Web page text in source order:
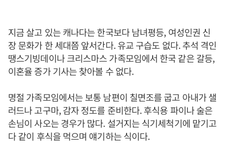
지금 살고 있는 캐나다는 한국보다 남녀평등, 여성인권 신
장 문화가 한 세대쯤 앞서간다. 유교 구습도 없다. 추석 격인
땡스기빙데이나 크리스마스 가족모임에서 한국 같은 갈등,
이혼율 증가 기사는 찾아볼 수 없다.
명절 가족모임에서는 보통 남편이 칠면조를 굽고 아내가 샐
러드나 고구마, 감자 정도를 준비한다. 후식용 파이나 술은
손님이 사오는 경우가 많다. 설거지는 식기세척기에 맡기고
다 같이 후식을 먹으며 얘기하는 식이다.